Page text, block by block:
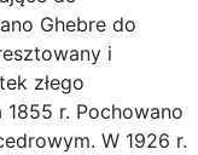
Ghebre do
i
złego
r. Pochowano
W 1926 r.